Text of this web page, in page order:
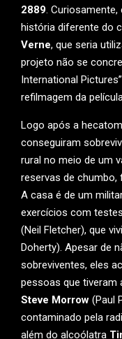
2889.
história diferente do
Verne, que seria
projeto não se
International
refilmagem da
Logo após a
conseguiram
rural no meio de um
reservas de chumbo,
A casa é de um
exercícios com
(Neil Fletcher), que
Doherty). Apesar de
sobreviventes, eles
pessoas que tiveram
Steve Morrow (Paul
contaminado pela
além do alcoólatra